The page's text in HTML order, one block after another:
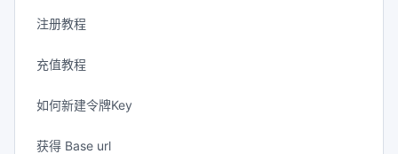
注册教程
充值教程
如何新建令牌Key
获得 Base url